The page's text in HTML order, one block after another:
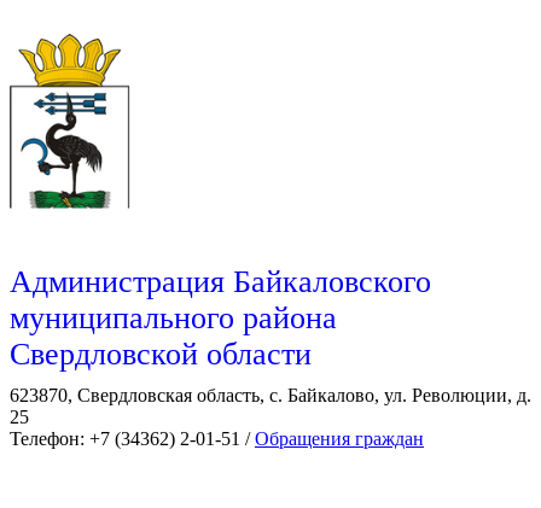
Администрация Байкаловского
муниципального района
Свердловской области
623870, Свердловская область, с. Байкалово, ул. Революции, д.
25
Телефон: +7 (34362) 2-01-51 /Обращения граждан